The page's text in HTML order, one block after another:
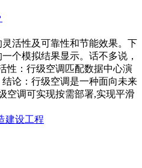
活性及可靠性和节能效果。下
个模拟结果显示。话不多说，
性：行级空调匹配数据中心演
论：行级空调是一种面向未来
空调可实现按需部署,实现平滑